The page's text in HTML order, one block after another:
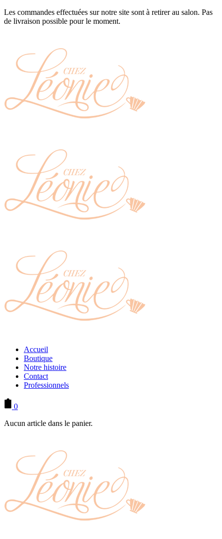
Les commandes effectuées sur notre site sont à retirer au salon. Pas
de livraison possible pour le moment.
Accueil
Boutique
Notre histoire
Contact
Professionnels
0
Aucun article dans le panier.